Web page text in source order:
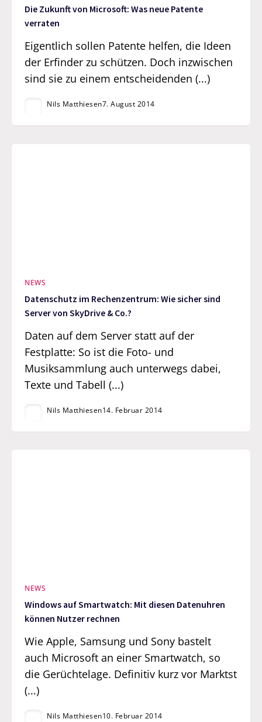
Die Zukunft von Microsoft: Was neue Patente
verraten
Eigentlich sollen Patente helfen, die Ideen
der Erfinder zu schützen. Doch inzwischen
sind sie zu einem entscheidenden (...)
Nils Matthiesen7. August 2014
NEWS
Datenschutz im Rechenzentrum: Wie sicher sind
Server von SkyDrive & Co.?
Daten auf dem Server statt auf der
Festplatte: So ist die Foto- und
Musiksammlung auch unterwegs dabei,
Texte und Tabell (...)
Nils Matthiesen14. Februar 2014
NEWS
Windows auf Smartwatch: Mit diesen Datenuhren
können Nutzer rechnen
Wie Apple, Samsung und Sony bastelt
auch Microsoft an einer Smartwatch, so
die Gerüchtelage. Definitiv kurz vor Marktst
(...)
Nils Matthiesen10. Februar 2014